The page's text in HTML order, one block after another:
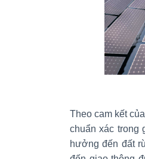
Theo cam kết
chuẩn xác trong
hưởng đến đất